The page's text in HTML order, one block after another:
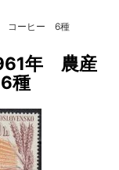
コーヒー 6種
年 農産
種